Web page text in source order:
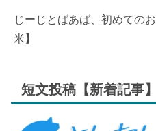
じーじとばあば、初めての
米】
短文投稿【新着記事】